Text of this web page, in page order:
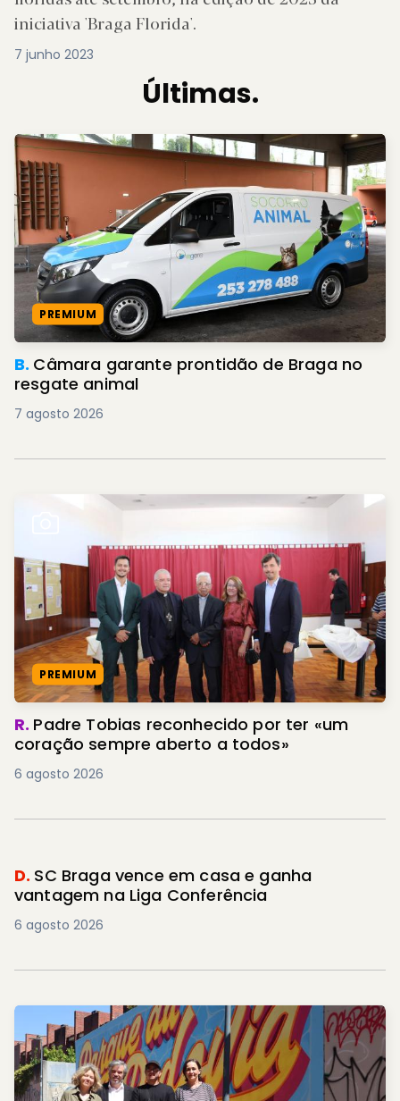
iniciativa 'Braga Florida'.
7 junho 2023
Últimas.
PREMIUM
B. Câmara garante prontidão de Braga no
resgate animal
7 agosto 2026
PREMIUM
R. Padre Tobias reconhecido por ter «um
coração sempre aberto a todos»
6 agosto 2026
D. SC Braga vence em casa e ganha
vantagem na Liga Conferência
6 agosto 2026